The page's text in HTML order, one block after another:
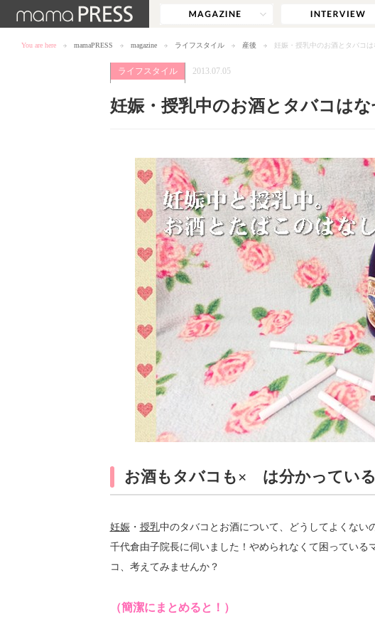
You are here mamaPRESS magazine ライフスタイル 産後 妊娠・授乳中のお酒とタバコは
ライフスタイル 2013.07.05
妊娠・授乳中のお酒とタバコは
お酒もタバコも× は分かってい
妊娠・ 授乳中のタバコとお酒について、どうしてよくな
千代倉由子院長に伺いました！やめられなくて困ってい
コ、考えてみませんか？
（簡潔にまとめると！）